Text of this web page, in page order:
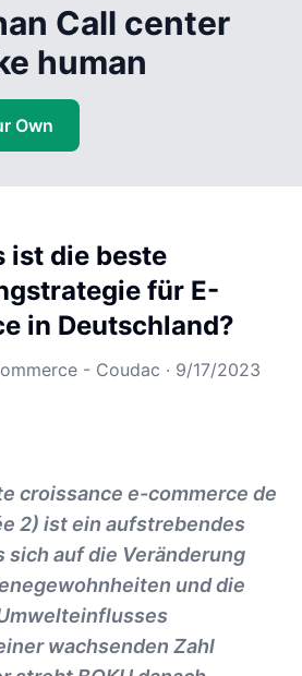
Call center
human
Own
ist die beste
für E-
in Deutschland?
- Coudac · 9/17/2023
croissance e-commerce de
2) ist ein aufstrebendes
sich auf die Veränderung
und die
wachsenden Zahl